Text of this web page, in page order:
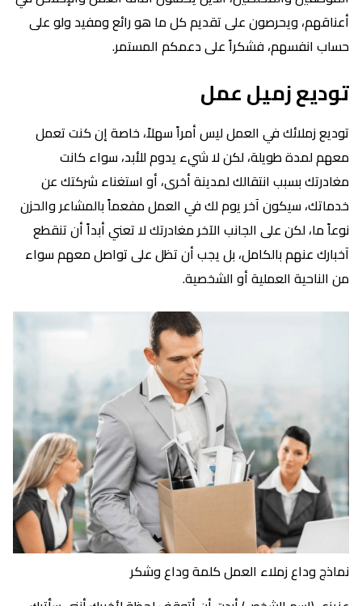
أعناقهم، ويحرصون على تقديم كل ما هو رائع ومفيد ولو على
حساب انفسهم، فشكراً على دعمكم المستمر.
توديع زميل عمل
توديع زملائك في العمل ليس أمراً سهلاً، خاصة إن كنت تعمل
معهم لمدة طويلة، لكن لا شيء يدوم للأبد، سواء كانت
مغادرتك بسبب انتقالك لمدينة أخرى، أو استغناء شركتك عن
خدماتك، سيكون آخر يوم لك في العمل مفعماً بالمشاعر والحزن
نوعاً ما، لكن على الجانب الآخر مغادرتك لا تعني أبداً أن تنقطع
آخبارك عنهم بالكامل، بل يجب أن تظل على تواصل معهم سواء
من الناحية العملية أو الشخصية.
نماذج وداع زملاء العمل كلمة وداع وشكر